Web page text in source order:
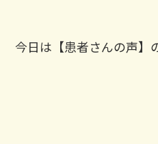
今日は【患者さんの声